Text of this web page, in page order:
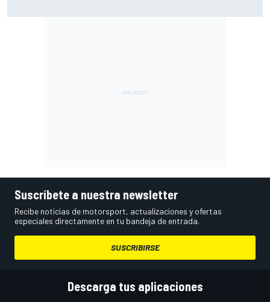
Suscríbete a nuestra newsletter
Recibe noticias de motorsport, actualizaciones y ofertas
especiales directamente en tu bandeja de entrada.
SUSCRIBIRSE
Descarga tus aplicaciones